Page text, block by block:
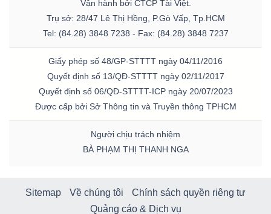
Vận hành bởi CTCP Tài Việt.
Trụ sở: 28/47 Lê Thị Hồng, P.Gò Vấp, Tp.HCM
Tel: (84.28) 3848 7238 - Fax: (84.28) 3848 7237
Giấy phép số 48/GP-STTTT ngày 04/11/2016
Quyết định số 13/QĐ-STTTT ngày 02/11/2017
Quyết định số 06/QĐ-STTTT-ICP ngày 20/07/2023
Được cấp bởi Sở Thông tin và Truyền thông TPHCM
Người chịu trách nhiệm
BÀ PHẠM THỊ THANH NGA
Sitemap Về chúng tôi
Chính sách quyền riêng tư
Quảng cáo & Dịch vụ